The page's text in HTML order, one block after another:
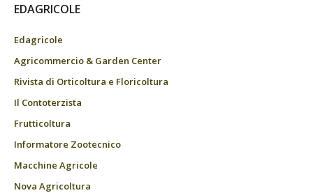
EDAGRICOLE
Edagricole
Agricommercio & Garden Center
Rivista di Orticoltura e Floricoltura
Il Contoterzista
Frutticoltura
Informatore Zootecnico
Macchine Agricole
Nova Agricoltura